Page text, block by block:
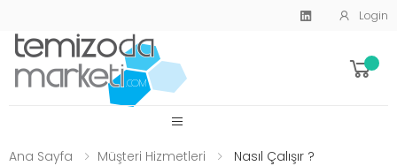
Login
SİTE MENU
Ana Sayfa Müşteri Hizmetleri Nasıl Çalışır ?